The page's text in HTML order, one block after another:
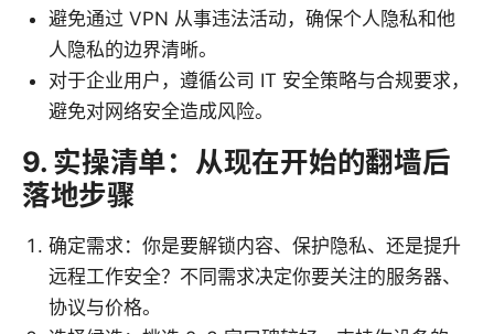
避免通过 VPN 从事违法活动，确保个人隐私和他
人隐私的边界清晰。
对于企业用户，遵循公司 IT 安全策略与合规要求，
避免对网络安全造成风险。
9. 实操清单：从现在开始的翻墙后
落地步骤
确定需求：你是要解锁内容、保护隐私、还是提升
远程工作安全？不同需求决定你要关注的服务器、
协议与价格。